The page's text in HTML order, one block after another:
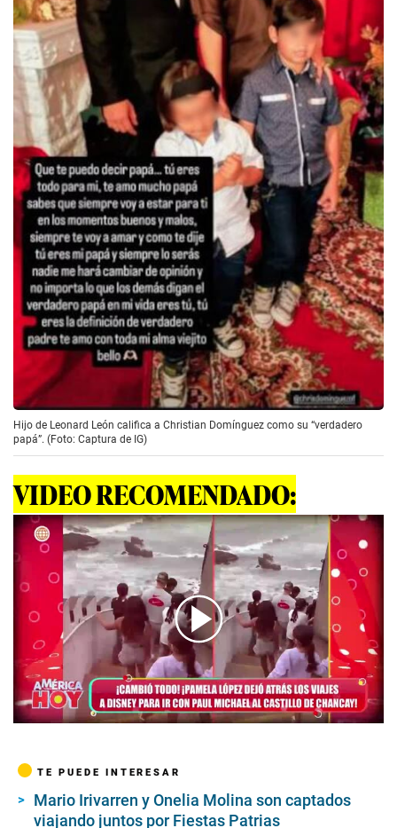
Hijo de Leonard León califica a Christian Domínguez como su “verdadero
papá”. (Foto: Captura de IG)
VIDEO RECOMENDADO:
00:00/02:45
TE PUEDE INTERESAR
Mario Irivarren y Onelia Molina son captados
viajando juntos por Fiestas Patrias